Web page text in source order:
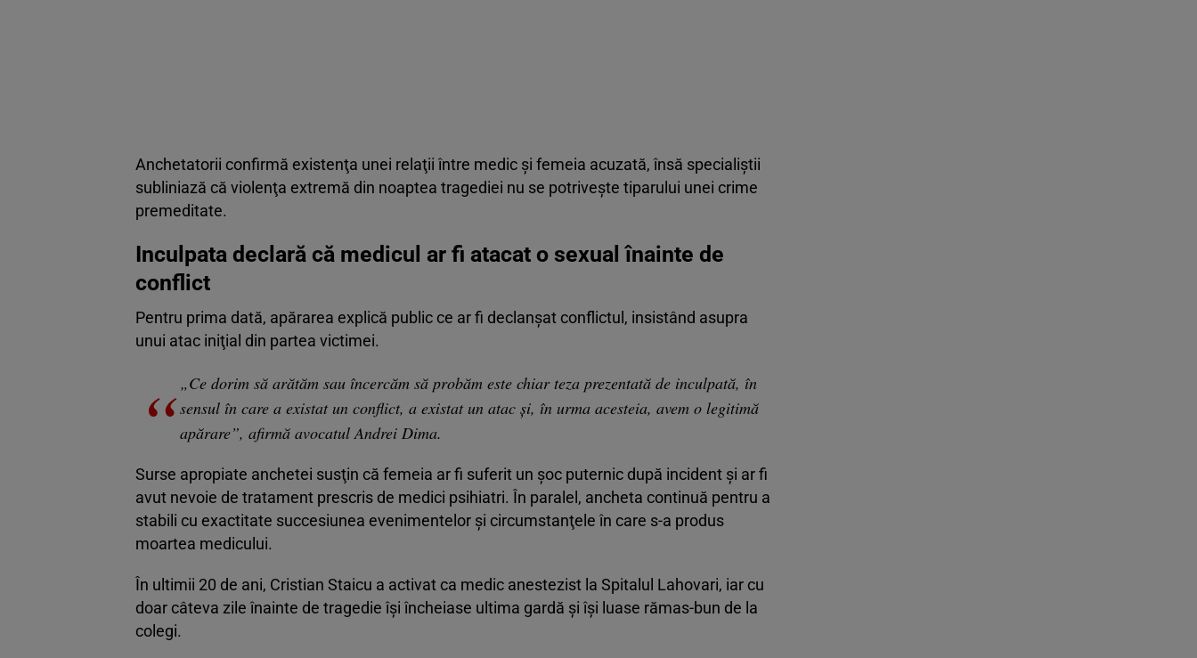
Anchetatorii confirmă existenţa unei relaţii între medic şi femeia acuzată, însă specialiştii
subliniază că violenţa extremă din noaptea tragediei nu se potriveşte tiparului unei crime
premeditate.
Inculpata declară că medicul ar fi atacat o sexual înainte de
conflict
Pentru prima dată, apărarea explică public ce ar fi declanşat conflictul, insistând asupra
unui atac iniţial din partea victimei.
„Ce dorim să arătăm sau încercăm să probăm este chiar teza prezentată de inculpată, în
sensul în care a existat un conflict, a existat un atac și, în urma acesteia, avem o legitimă
apărare”, afirmă avocatul Andrei Dima.
Surse apropiate anchetei susţin că femeia ar fi suferit un şoc puternic după incident şi ar fi
avut nevoie de tratament prescris de medici psihiatri. În paralel, ancheta continuă pentru a
stabili cu exactitate succesiunea evenimentelor şi circumstanţele în care s-a produs
moartea medicului.
În ultimii 20 de ani, Cristian Staicu a activat ca medic anestezist la Spitalul Lahovari, iar cu
doar câteva zile înainte de tragedie îşi încheiase ultima gardă şi îşi luase rămas-bun de la
colegi.